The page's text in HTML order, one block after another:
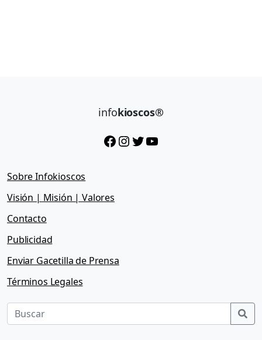
infokioscos®
Facebook InstagramTwitter YouTube
Sobre Infokioscos
Visión | Misión | Valores
Contacto
Publicidad
Enviar Gacetilla de Prensa
Términos Legales